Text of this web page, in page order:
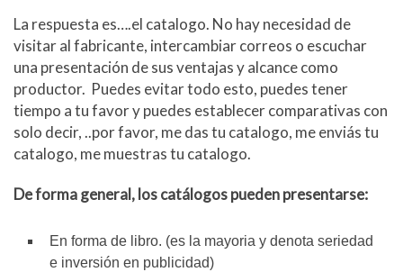
La respuesta es….el catalogo. No hay necesidad de
visitar al fabricante, intercambiar correos o escuchar
una presentación de sus ventajas y alcance como
productor. Puedes evitar todo esto, puedes tener
tiempo a tu favor y puedes establecer comparativas con
solo decir, ..por favor, me das tu catalogo, me enviás tu
catalogo, me muestras tu catalogo.
De forma general, los catálogos pueden presentarse:
En forma de libro. (es la mayoria y denota seriedad
e inversión en publicidad)